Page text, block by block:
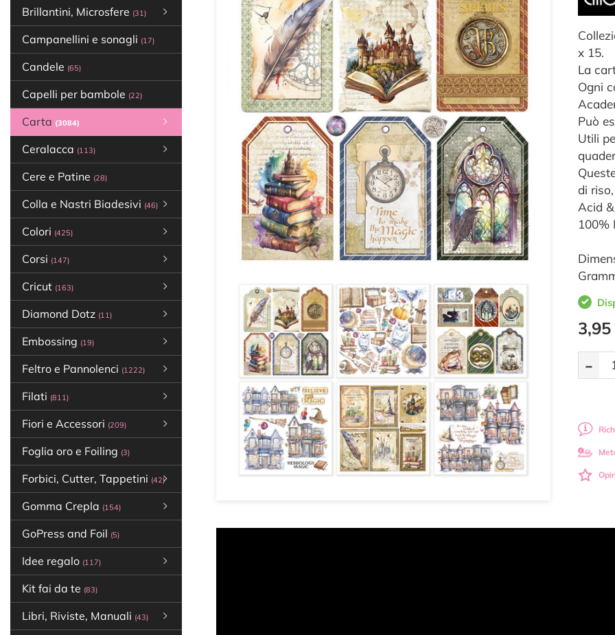
Brillantini, Microsfere (31)
Campanellini e sonagli (17)
Candele (65)
Capelli per bambole (22)
Carta (3084)
Ceralacca (113)
Cere e Patine (28)
Colla e Nastri Biadesivi (46)
Colori (425)
Corsi (147)
Cricut (163)
Diamond Dotz (11)
Embossing (19)
Feltro e Pannolenci (1222)
Filati (811)
Fiori e Accessori (209)
Foglia oro e Foiling (3)
Forbici, Cutter, Tappetini (42)
Gomma Crepla (154)
GoPress and Foil (5)
Idee regalo (117)
Kit fai da te (83)
Libri, Riviste, Manuali (43)
x 15.
La
Ogni
Può
Utili
di
Acid
100%
-